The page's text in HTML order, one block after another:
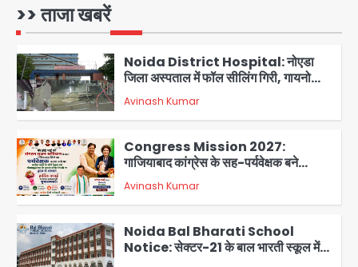
>> ताजा खबरें
1
2
Noida District Hospital: नोएडा
जिला अस्पताल में फॉल सीलिंग गिरी, गायनो
OT गैलरी में बड़ा हादसा टला; मरीजों की सुरक्षा
पर उठे सवाल
Avinash Kumar
3
Congress Mission 2027:
गाजियाबाद कांग्रेस के सह-पर्यवेक्षक बने
सतेन्द्र शर्मा, गौतमबुद्धनगर नेताओं ने जताया
आभार
Avinash Kumar
Noida Bal Bharati School
Notice: सेक्टर-21 के बाल भारती स्कूल में